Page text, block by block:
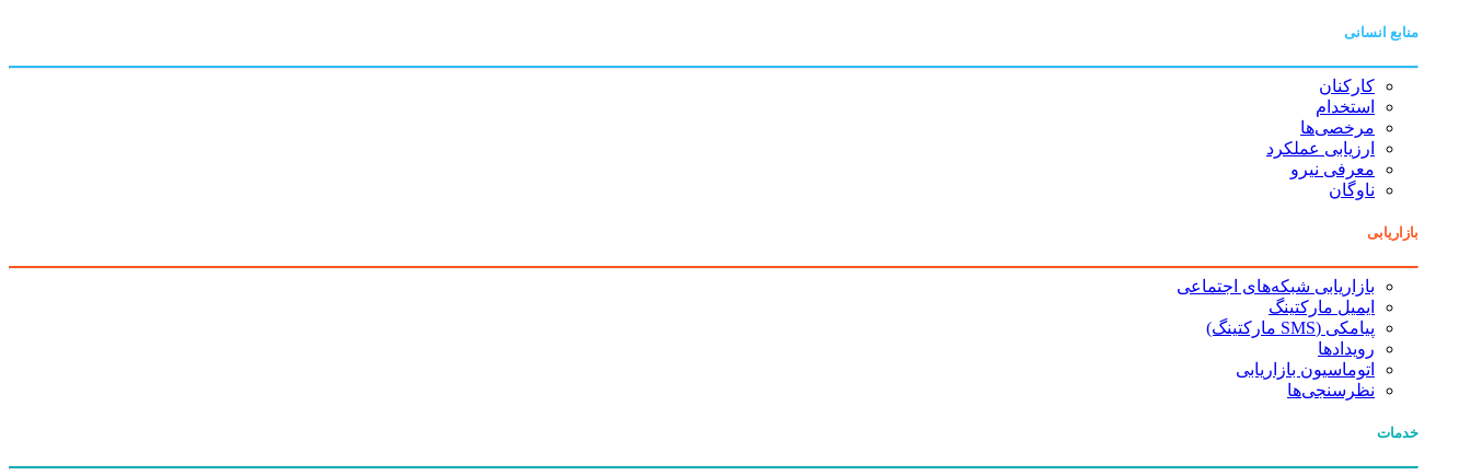
منابع انسانی
کارکنان
استخدام
مرخصی‌ها
ارزیابی عملکرد
معرفی نیرو
ناوگان
بازاریابی
بازاریابی شبکه‌های اجتماعی
ایمیل مارکتینگ
پیامکی (SMS مارکتینگ)
رویدادها
اتوماسیون بازاریابی
نظرسنجی‌ها
خدمات